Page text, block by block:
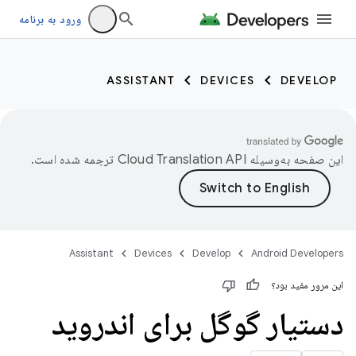
ورود به برنامه
DEVELOP
DEVICES
ASSISTANT
این صفحه به‌وسیله ترجمه شده است.
Android Developers
Develop
Devices
Assistant
این مرور مفید بود؟
دستیار گوگل برای اندروید